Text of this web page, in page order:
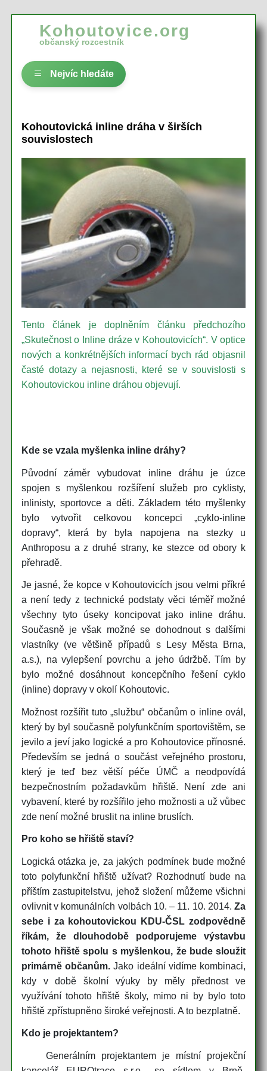
Kohoutovice.org
občanský rozcestník
Nejvíc hledáte
Kohoutovická inline dráha v širších
souvislostech
Tento článek je doplněním článku předchozího
„Skutečnost o Inline dráze v Kohoutovicích“. V optice
nových a konkrétnějších informací bych rád objasnil
časté dotazy a nejasnosti, které se v souvislosti s
Kohoutovickou inline dráhou objevují.
Kde se vzala myšlenka inline dráhy?
Původní záměr vybudovat inline dráhu je úzce
spojen s myšlenkou rozšíření služeb pro cyklisty,
inlinisty, sportovce a děti. Základem této myšlenky
bylo vytvořit celkovou koncepci „cyklo-inline
dopravy“, která by byla napojena na stezky u
Anthroposu a z druhé strany, ke stezce od obory k
přehradě.
Je jasné, že kopce v Kohoutovicích jsou velmi příkré
a není tedy z technické podstaty věci téměř možné
všechny tyto úseky koncipovat jako inline dráhu.
Současně je však možné se dohodnout s dalšími
vlastníky (ve většině případů s Lesy Města Brna,
a.s.), na vylepšení povrchu a jeho údržbě. Tím by
bylo možné dosáhnout koncepčního řešení cyklo
(inline) dopravy v okolí Kohoutovic.
Možnost rozšířit tuto „službu“ občanům o inline ovál,
který by byl současně polyfunkčním sportovištěm, se
jevilo a jeví jako logické a pro Kohoutovice přínosné.
Především se jedná o součást veřejného prostoru,
který je teď bez větší péče ÚMČ a neodpovídá
bezpečnostním požadavkům hřiště. Není zde ani
vybavení, které by rozšířilo jeho možnosti a už vůbec
zde není možné bruslit na inline bruslích.
Pro koho se hřiště staví?
Logická otázka je, za jakých podmínek bude možné
toto polyfunkční hřiště užívat? Rozhodnutí bude na
příštím zastupitelstvu, jehož složení můžeme všichni
ovlivnit v komunálních volbách 10. – 11. 10. 2014.Za
sebe i za kohoutovickou KDU-ČSL zodpovědně
říkám, že dlouhodobě podporujeme výstavbu
tohoto hřiště spolu s myšlenkou, že bude sloužit
primárně občanům.Jako ideální vidíme kombinaci,
kdy v době školní výuky by měly přednost ve
využívání tohoto hřiště školy, mimo ni by bylo toto
hřiště zpřístupněno široké veřejnosti. A to bezplatně.
Kdo je projektantem?
Generálním projektantem je místní projekční